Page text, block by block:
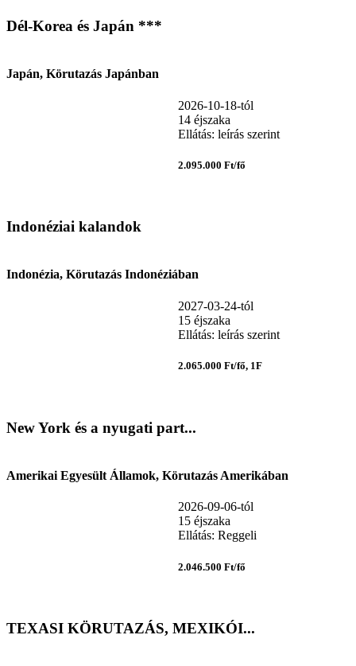
Dél-Korea és Japán ***
Japán, Körutazás Japánban
2026-10-18-tól
14 éjszaka
Ellátás: leírás szerint
2.095.000 Ft/fő
Indonéziai kalandok
Indonézia, Körutazás Indonéziában
2027-03-24-tól
15 éjszaka
Ellátás: leírás szerint
2.065.000 Ft/fő, 1F
New York és a nyugati part...
Amerikai Egyesült Államok, Körutazás Amerikában
2026-09-06-tól
15 éjszaka
Ellátás: Reggeli
2.046.500 Ft/fő
TEXASI KÖRUTAZÁS, MEXIKÓI...